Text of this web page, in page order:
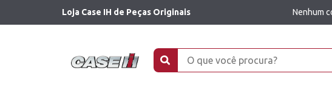
Loja Case IH de Peças Originais Nenhum